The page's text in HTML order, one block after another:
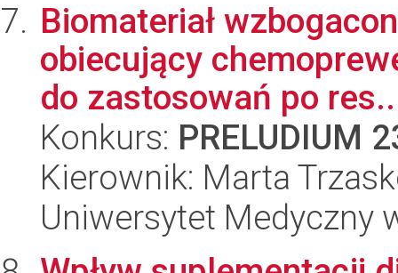
Biomateriał
obiecujący
do zastosowań po
Konkurs: PRELUDIUM
Kierownik: Marta
Uniwersytet Medyczny